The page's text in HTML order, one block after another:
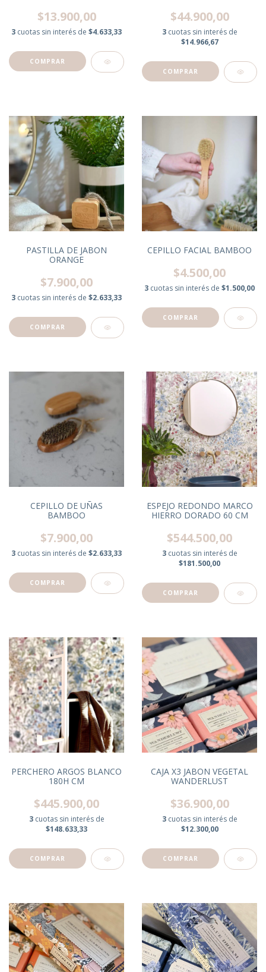
$13.900,00
3 cuotas sin interés de $4.633,33
$44.900,00
3 cuotas sin interés de
$14.966,67
PASTILLA DE JABON
ORANGE
$7.900,00
3 cuotas sin interés de $2.633,33
CEPILLO FACIAL BAMBOO
$4.500,00
3 cuotas sin interés de $1.500,00
CEPILLO DE UÑAS
BAMBOO
$7.900,00
3 cuotas sin interés de $2.633,33
ESPEJO REDONDO MARCO
HIERRO DORADO 60 CM
$544.500,00
3 cuotas sin interés de
$181.500,00
PERCHERO ARGOS BLANCO
180H CM
$445.900,00
3 cuotas sin interés de
$148.633,33
CAJA X3 JABON VEGETAL
WANDERLUST
$36.900,00
3 cuotas sin interés de
$12.300,00